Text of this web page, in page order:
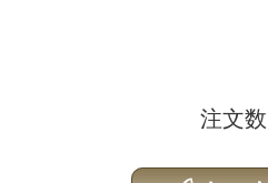
注文数